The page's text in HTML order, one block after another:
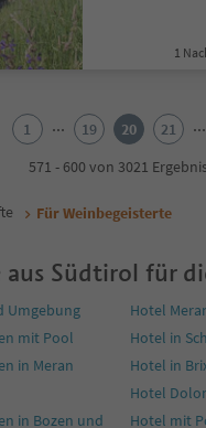
1
1 ... 19 20 21 ...
571 - 600 von 3021
Für Weinbegeisterte
aus Südtirol für
Umgebung
Hotel
mit Pool
Hotel in
in Meran
Hotel in
Hotel
in Bozen und
Hotel mit